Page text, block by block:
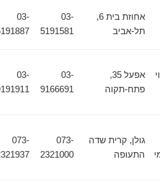
אחוזת בית 6,
תל-אביב
03-
5191581
03-
5191887
אפעל 35,
פתח-תקוה
03-
9166691
03-
9191911
גולן, קרית שדה
התעופה
073-
2321000
073-
2321937